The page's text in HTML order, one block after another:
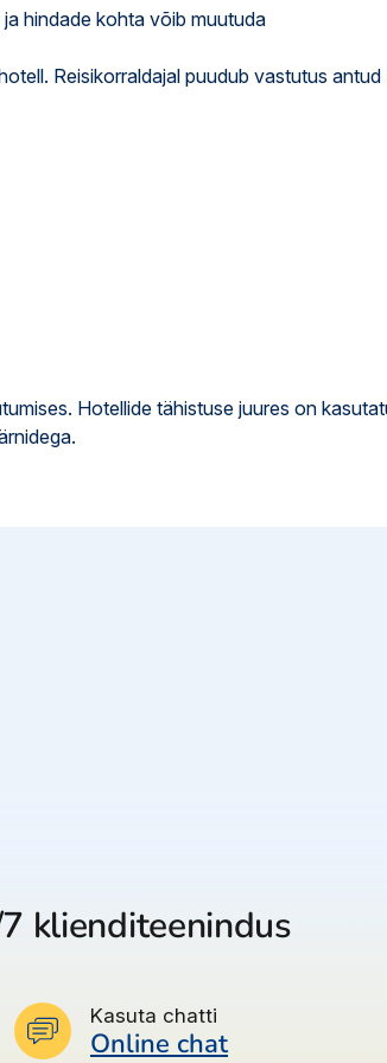
hindade kohta võib muutuda
Reisikorraldajal puudub vastutus antud
Hotellide tähistuse juures on
klienditeenindus
Kasuta chatti
Online chat